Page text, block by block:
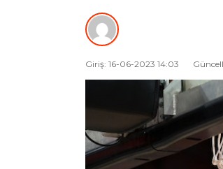
Giriş: 16-06-2023 14:03